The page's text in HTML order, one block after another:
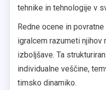
tehnike in tehnologije v
Redne ocene in
igralcem razumeti njihov
izboljšave. Ta
individualne veščine,
timsko dinamiko.